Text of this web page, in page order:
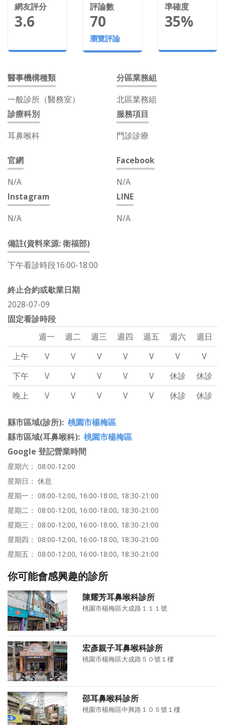
網友評分
3.6
評論數
70
瀏覽評論
準確度
35%
醫事機構種類
一般診所（醫務室）
分區業務組
北區業務組
診療科別
耳鼻喉科
服務項目
門診診療
官網
N/A
Facebook
N/A
Instagram
N/A
LINE
N/A
備註(資料來源: 衛福部)
下午看診時段16:00-18:00
終止合約或歇業日期
2028-07-09
固定看診時段
週一
週二 週三 週四 週五 週六
週日
上午
V V V V V V
V
下午
V V V V V 休診
休診
晚上
V V V V V 休診 休診
縣市區域(診所) 桃園市楊梅區
縣市區域(耳鼻喉科) 桃園市楊梅區
Google 登記營業時間
星期六： 08:00-12:00
星期日： 休息
星期一： 08:00-12:00, 16:00-18:00, 18:30-21:00
星期二： 08:00-12:00, 16:00-18:00, 18:30-21:00
星期三： 08:00-12:00, 16:00-18:00, 18:30-21:00
星期四： 08:00-12:00, 16:00-18:00, 18:30-21:00
星期五： 08:00-12:00, 16:00-18:00, 18:30-21:00
你可能會感興趣的診所
陳耀芳耳鼻喉科診所
桃園市楊梅區大成路１１１號
宏彥親子耳鼻喉科診所
桃園市楊梅區大成路５０號１樓
邵耳鼻喉科診所
桃園市楊梅區中興路１０５號１樓